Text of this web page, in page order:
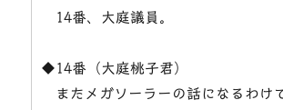
14番、大庭議員。
◆14番（大庭桃子君）
またメガソーラーの話になるわけ